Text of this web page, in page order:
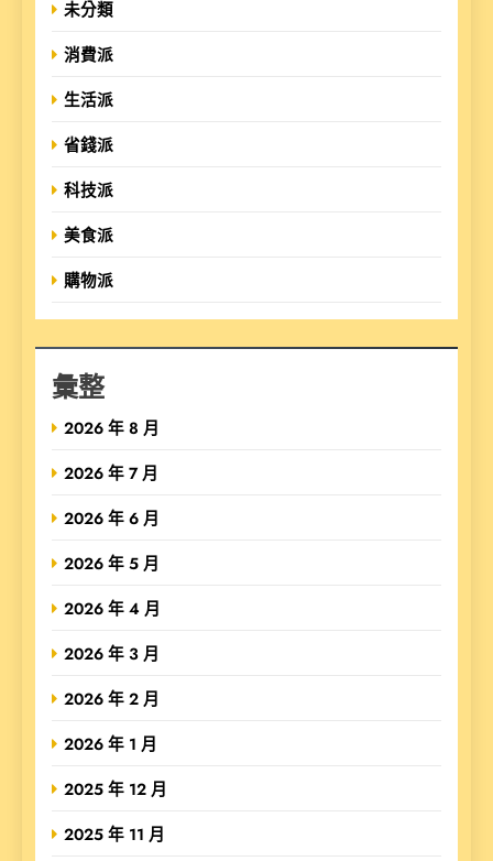
未分類
消費派
生活派
省錢派
科技派
美食派
購物派
彙整
2026 年 8 月
2026 年 7 月
2026 年 6 月
2026 年 5 月
2026 年 4 月
2026 年 3 月
2026 年 2 月
2026 年 1 月
2025 年 12 月
2025 年 11 月